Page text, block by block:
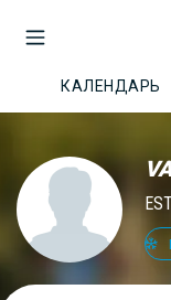
КАЛЕНДАРЬ
EST